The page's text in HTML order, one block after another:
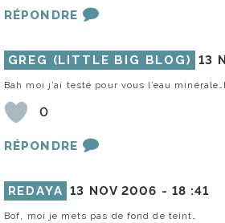
RÉPONDRE
GREG (LITTLE BIG BLOG) 13
Bah moi j’ai testé pour vous l’eau
0
RÉPONDRE
REDAYA 13 NOV 2006 - 18 :41
Bof, moi je mets pas de fond de teint…